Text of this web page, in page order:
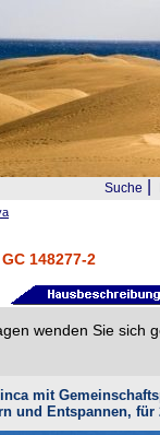
Suche
148277-2
wenden Sie sich
mit
und Entspannen,